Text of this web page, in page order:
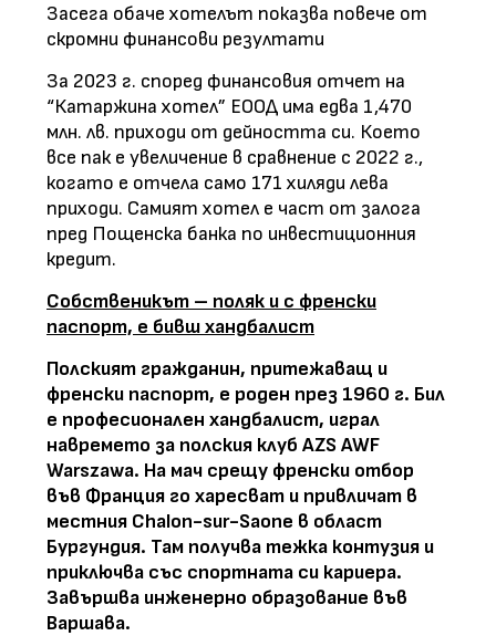
Засега обаче хотелът показва повече от
скромни финансови резултати
За 2023 г. според финансовия отчет на
“Катаржина хотел” ЕООД има едва 1,470
млн. лв. приходи от дейността си. Което
все пак е увеличение в сравнение с 2022 г.,
когато е отчела само 171 хиляди лева
приходи. Самият хотел е част от залога
пред Пощенска банка по инвестиционния
кредит.
Собственикът – поляк и с френски
паспорт, е бивш хандбалист
Полският гражданин, притежаващ и
френски паспорт, е роден през 1960 г. Бил
е професионален хандбалист, играл
навремето за полския клуб AZS AWF
Warszawa. На мач срещу френски отбор
във Франция го харесват и привличат в
местния Chalon-sur-Saone в област
Бургундия. Там получва тежка контузия и
приключва със спортната си кариера.
Завършва инженерно образование във
Варшава.